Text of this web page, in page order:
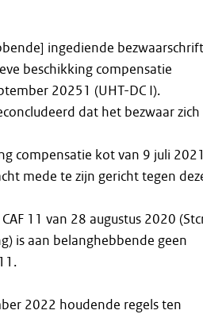
ingediende
beschikking compensatie
20251 (UHT-DC I).
dat het bezwaar zich
compensatie kot van 9 juli 2021
mede te zijn gericht tegen
11 van 28 augustus 2020
is aan belanghebbende geen
2022 houdende regels ten